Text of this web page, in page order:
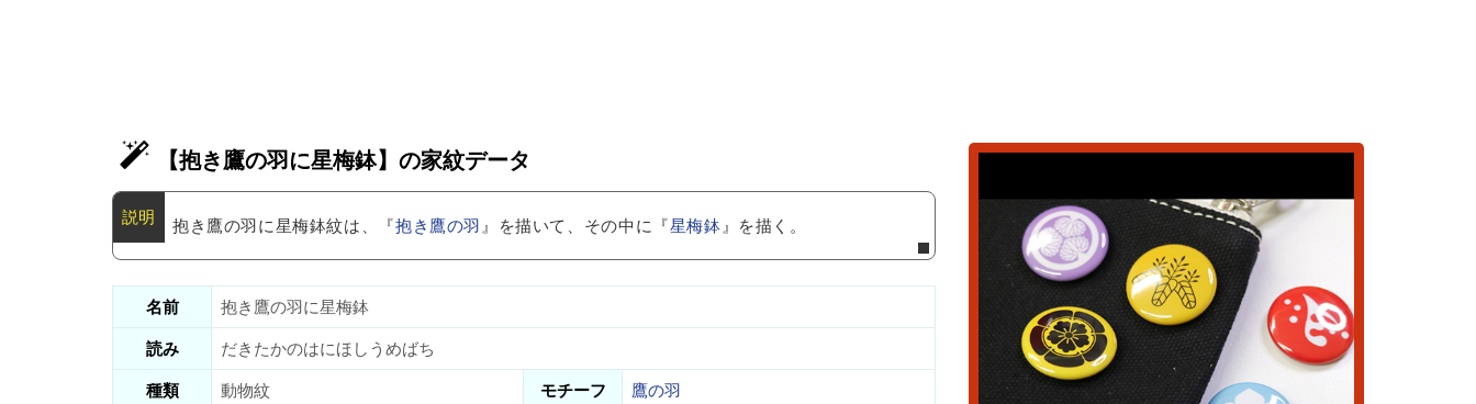
【抱き鷹の羽に星梅鉢】の家紋データ
抱き鷹の羽に星梅鉢紋は、『抱き鷹の羽』を描いて、その中に『星梅鉢』を描く。
名前
抱き鷹の羽に星梅鉢
読み
だきたかのはにほしうめばち
種類
動物紋 モチーフ
鷹の羽